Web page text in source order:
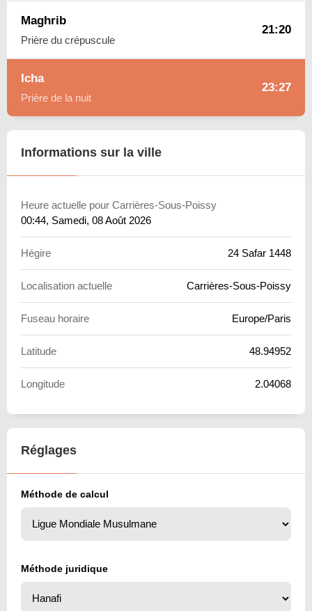
Maghrib
Prière du crépuscule
21:20
Icha
Prière de la nuit
23:27
Informations sur la ville
Heure actuelle pour Carrières-Sous-Poissy
00:44, Samedi, 08 Août 2026
Hégire 24 Safar 1448
Localisation actuelle Carrières-Sous-Poissy
Fuseau horaire Europe/Paris
Latitude 48.94952
Longitude 2.04068
Réglages
Méthode de calcul
Méthode juridique